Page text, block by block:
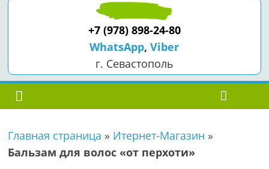
+7 (978) 898-24-80
WhatsApp,Viber
г. Севастополь
Главная страница » Итернет-Магазин »
Бальзам для волос «от перхоти»